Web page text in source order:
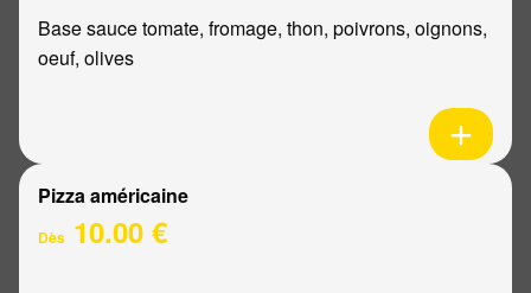
Base sauce tomate, fromage, thon, poivrons, oignons,
oeuf, olives
Pizza américaine
Dès 10.00 €